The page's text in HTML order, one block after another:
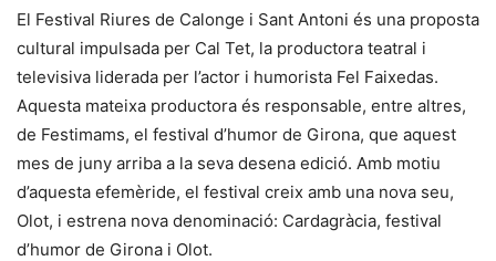
El Festival Riures de Calonge i Sant Antoni és una proposta
cultural impulsada per Cal Tet, la productora teatral i
televisiva liderada per l’actor i humorista Fel Faixedas.
Aquesta mateixa productora és responsable, entre altres,
de Festimams, el festival d’humor de Girona, que aquest
mes de juny arriba a la seva desena edició. Amb motiu
d’aquesta efemèride, el festival creix amb una nova seu,
Olot, i estrena nova denominació: Cardagràcia, festival
d’humor de Girona i Olot.